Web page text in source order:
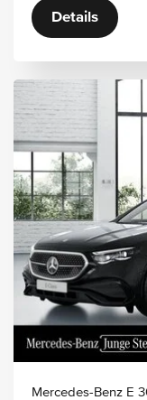
Details
Mercedes-Benz E